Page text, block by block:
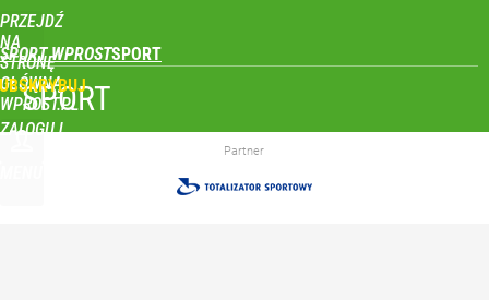
PRZEJDŹ
NA
STRONĘ
GŁÓWNĄ
WPROST.PL
SPORT WPROST
ZALOGUJ
SPORT
Partner